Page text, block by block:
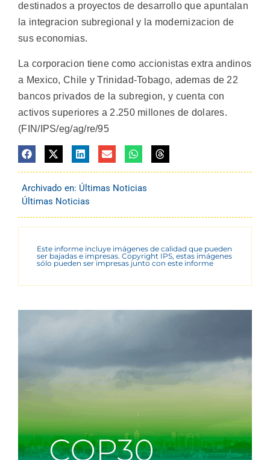
destinados a proyectos de desarrollo que apuntalan
la integracion subregional y la modernizacion de
sus economias.
La corporacion tiene como accionistas extra andinos
a Mexico, Chile y Trinidad-Tobago, ademas de 22
bancos privados de la subregion, y cuenta con
activos superiores a 2.250 millones de dolares.
(FIN/IPS/eg/ag/re/95
Archivado en: Últimas Noticias
Últimas Noticias
Este informe incluye imágenes de calidad que pueden
ser bajadas e impresas. Copyright IPS, estas imágenes
sólo pueden ser impresas junto con este informe